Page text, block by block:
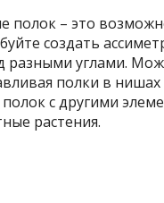
полок – это
создать
разными углами.
полки в
с другими
растения.